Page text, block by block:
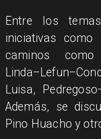
Entre los
iniciativas
caminos como
Luisa,
Además, se
Pino Huacho y